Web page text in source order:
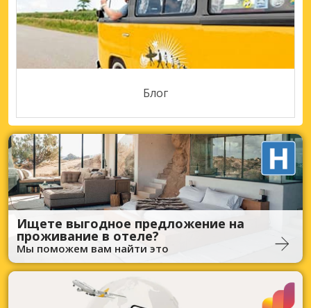
Блог
Ищете выгодное предложение на
проживание в отеле?
Мы поможем вам найти это